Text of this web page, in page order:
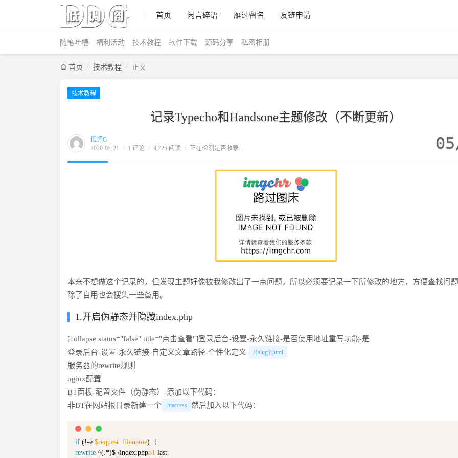
首页 闲言碎语 雁过留名 友链申请
随笔吐槽 福利活动 技术教程 软件下载 源码分享 私密相册
首页 / 技术教程 / 正文
技术教程
记录Typecho和Handsone主题修改（不断更新）
低调G
2020-05-21
/ 1 评论 / 4,725 阅读 / 正在检测是否收录...
本来不想做这个记录的，但发现主题好像被我修改出了一点问题，所以必须要记录一下所修改的地方，方便查找问
除了自用也会搜集一些备用。
1.开启伪静态并隐藏index.php
[collapse status="false" title="点击查看"]登录后台-设置-永久链接-是否使用地址重写功能-是
登录后台-设置-永久链接-自定义文章路径-个性化定义- /{slug}.html
服务器的rewrite规则
nginx配置
BT面板-配置文件（伪静态）-添加以下代码：
非BT在网站根目录新建一个
.htaccess 然后加入以下代码：
if (!-e $request_filename)
{
rewrite ^(.*)$ /index.php$1 last;